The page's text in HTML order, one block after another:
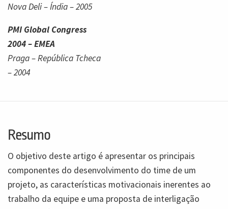
Nova Deli – Índia – 2005
PMI Global Congress
2004 – EMEA
Praga – República Tcheca
– 2004
Resumo
O objetivo deste artigo é apresentar os principais
componentes do desenvolvimento do time de um
projeto, as características motivacionais inerentes ao
trabalho da equipe e uma proposta de interligação